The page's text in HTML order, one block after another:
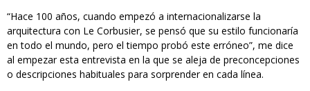
“Hace 100 años, cuando empezó a internacionalizarse la
arquitectura con Le Corbusier, se pensó que su estilo funcionaría
en todo el mundo, pero el tiempo probó este erróneo”, me dice
al empezar esta entrevista en la que se aleja de preconcepciones
o descripciones habituales para sorprender en cada línea.